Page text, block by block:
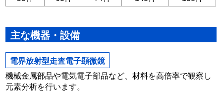
主な機器・設備
電界放射型走査電子顕微鏡
機械金属部品や電気電子部品など、材料を高倍率で観察し
元素分析を行います。